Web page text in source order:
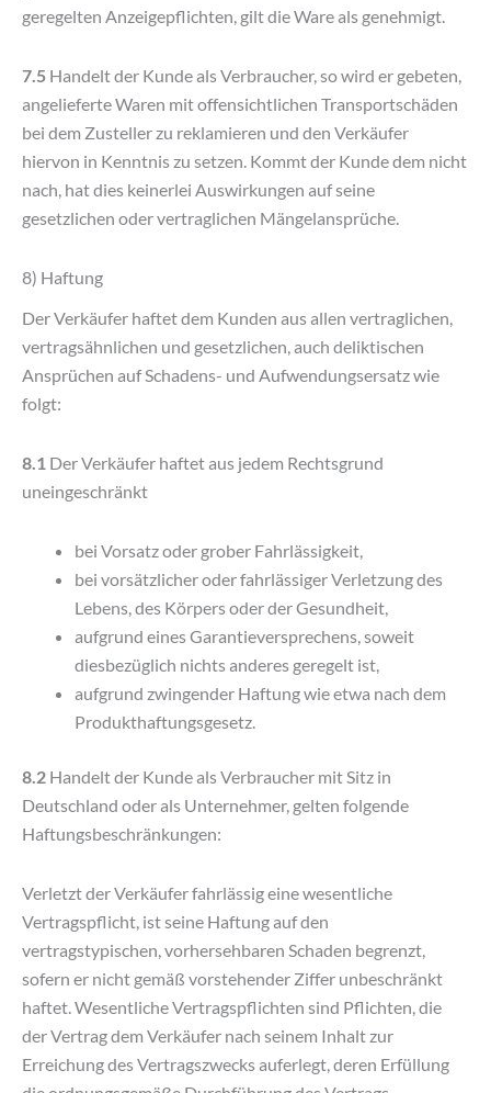
geregelten Anzeigepflichten, gilt die Ware als genehmigt.
7.5 Handelt der Kunde als Verbraucher, so wird er gebeten,
angelieferte Waren mit offensichtlichen Transportschäden
bei dem Zusteller zu reklamieren und den Verkäufer
hiervon in Kenntnis zu setzen. Kommt der Kunde dem nicht
nach, hat dies keinerlei Auswirkungen auf seine
gesetzlichen oder vertraglichen Mängelansprüche.
8) Haftung
Der Verkäufer haftet dem Kunden aus allen vertraglichen,
vertragsähnlichen und gesetzlichen, auch deliktischen
Ansprüchen auf Schadens- und Aufwendungsersatz wie
folgt:
8.1 Der Verkäufer haftet aus jedem Rechtsgrund
uneingeschränkt
bei Vorsatz oder grober Fahrlässigkeit,
bei vorsätzlicher oder fahrlässiger Verletzung des
Lebens, des Körpers oder der Gesundheit,
aufgrund eines Garantieversprechens, soweit
diesbezüglich nichts anderes geregelt ist,
aufgrund zwingender Haftung wie etwa nach dem
Produkthaftungsgesetz.
8.2 Handelt der Kunde als Verbraucher mit Sitz in
Deutschland oder als Unternehmer, gelten folgende
Haftungsbeschränkungen:
Verletzt der Verkäufer fahrlässig eine wesentliche
Vertragspflicht, ist seine Haftung auf den
vertragstypischen, vorhersehbaren Schaden begrenzt,
sofern er nicht gemäß vorstehender Ziffer unbeschränkt
haftet. Wesentliche Vertragspflichten sind Pflichten, die
der Vertrag dem Verkäufer nach seinem Inhalt zur
Erreichung des Vertragszwecks auferlegt, deren Erfüllung